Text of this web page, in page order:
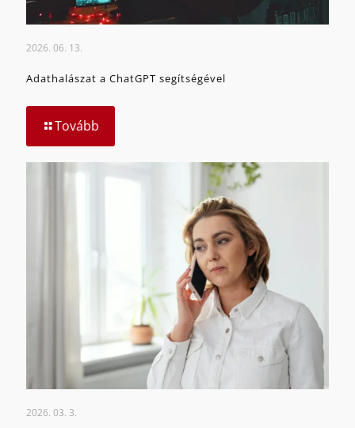
2026. 06. 13.
Adathalászat a ChatGPT segítségével
Tovább
2026. 03. 3.